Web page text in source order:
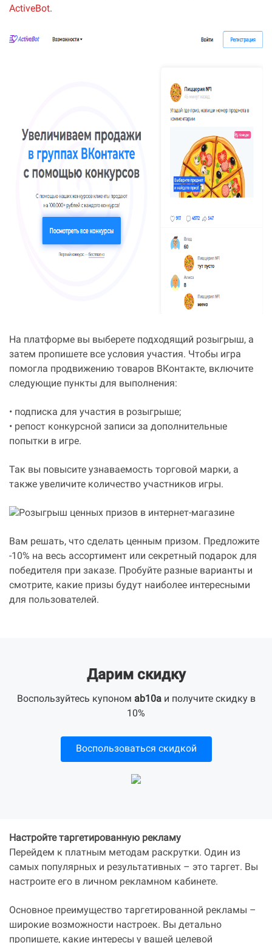
ActiveBot.
На платформе вы выберете подходящий розыгрыш, а
затем пропишете все условия участия. Чтобы игра
помогла продвижению товаров ВКонтакте, включите
следующие пункты для выполнения:
• подписка для участия в розыгрыше;
• репост конкурсной записи за дополнительные
попытки в игре.
Так вы повысите узнаваемость торговой марки, а
также увеличите количество участников игры.
Вам решать, что сделать ценным призом. Предложите
-10% на весь ассортимент или секретный подарок для
победителя при заказе. Пробуйте разные варианты и
смотрите, какие призы будут наиболее интересными
для пользователей.
Дарим скидку
Воспользуйтесь купоном ab10aи получите скидку в
10%
Воспользоваться скидкой
Настройте таргетированную рекламу
Перейдем к платным методам раскрутки. Один из
самых популярных и результативных – это таргет. Вы
настроите его в личном рекламном кабинете.
Основное преимущество таргетированной рекламы –
широкие возможности настроек. Вы детально
пропишете, какие интересы у вашей целевой